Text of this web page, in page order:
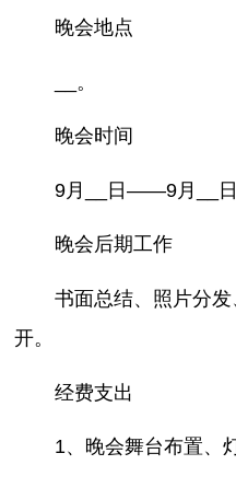
晚会地点
__。
晚会时间
9月__日——9月__日
晚会后期工作
书面总结、照片分
开。
经费支出
1、晚会舞台布置、